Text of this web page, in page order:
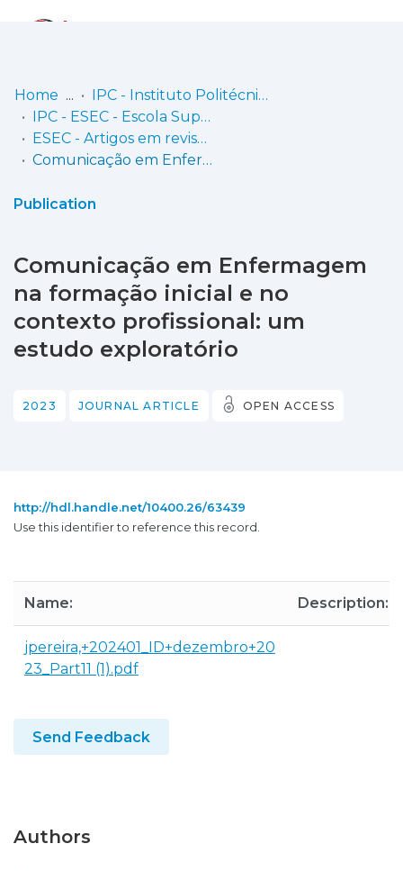
Communities
& Collections
Statistics
Home
IPC - Instituto Politécnico de Coimbra
IPC - ESEC - Escola Superior de Educação de Coimbra
ESEC - Artigos em revistas
Comunicação em Enfermagem na formação inicial e no contexto profissional: um estudo exploratório
Publication
Comunicação em Enfermagem
na formação inicial e no
contexto profissional: um
estudo exploratório
2023 JOURNAL ARTICLE OPEN ACCESS
http://hdl.handle.net/10400.26/63439
Use this identifier to reference this record.
Name: Description:
jpereira,+202401_ID+dezembro+20
23_Part11 (1).pdf
Send Feedback
Authors